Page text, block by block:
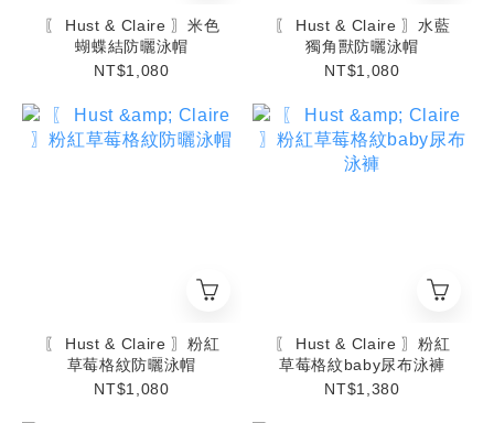
〖 Hust & Claire 〗米色
蝴蝶結防曬泳帽
NT$1,080
〖 Hust & Claire 〗水藍
獨角獸防曬泳帽
NT$1,080
〖 Hust & Claire 〗粉紅
草莓格紋防曬泳帽
NT$1,080
〖 Hust & Claire 〗粉紅
草莓格紋baby尿布泳褲
NT$1,380